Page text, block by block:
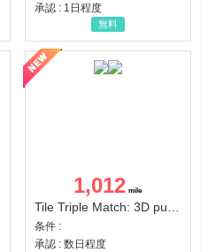
承認 : 1日程度
無料
1,012
条件 :
承認 : 数日程度